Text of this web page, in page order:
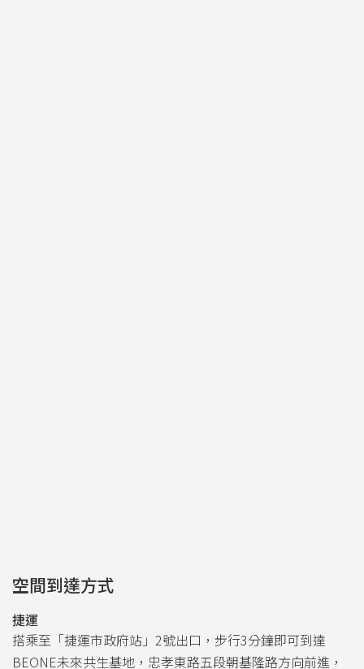
空間到達方式
捷運
搭乘至「捷運市政府站」2號出口，步行3分鐘即可到達
BEONE未來共生基地，忠孝東路五段朝基隆路方向前進，